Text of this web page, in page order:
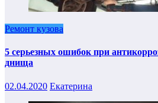
Ремонт кузова
5 серьезных ошибок при
днища
02.04.2020 Екатерина